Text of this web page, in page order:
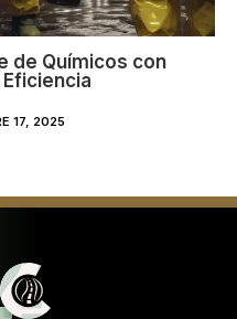
de Químicos con
17, 2025